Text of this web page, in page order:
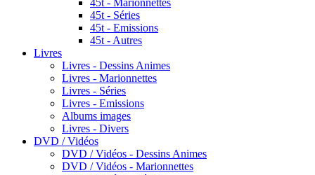
45t - Séries
45t - Emissions
45t - Autres
Livres
Livres - Dessins Animes
Livres - Marionnettes
Livres - Séries
Livres - Emissions
Albums images
Livres - Divers
DVD / Vidéos
DVD / Vidéos - Dessins Animes
DVD / Vidéos - Marionnettes